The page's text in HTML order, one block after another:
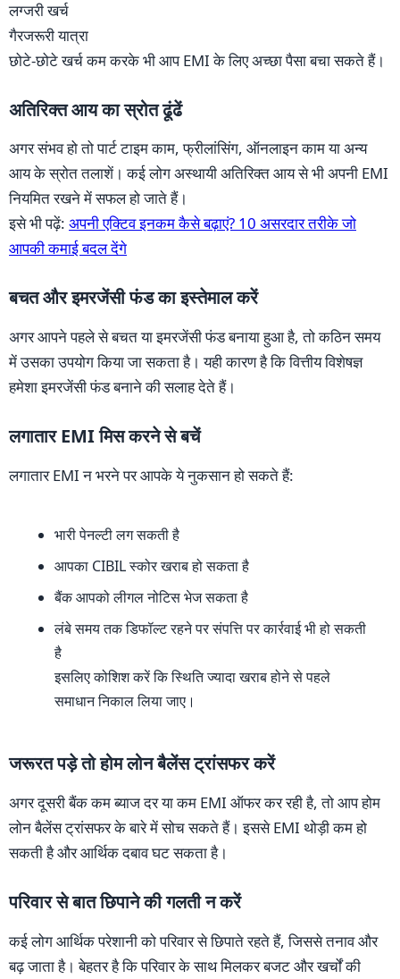
लग्जरी खर्च
गैरजरूरी यात्रा
छोटे-छोटे खर्च कम करके भी आप EMI के लिए अच्छा पैसा बचा सकते हैं।
अतिरिक्त आय का स्रोत ढूंढें
अगर संभव हो तो पार्ट टाइम काम, फ्रीलांसिंग, ऑनलाइन काम या अन्य
आय के स्रोत तलाशें। कई लोग अस्थायी अतिरिक्त आय से भी अपनी EMI
नियमित रखने में सफल हो जाते हैं।
इसे भी पढ़ें: अपनी एक्टिव इनकम कैसे बढ़ाएं? 10 असरदार तरीके जो
आपकी कमाई बदल देंगे
बचत और इमरजेंसी फंड का इस्तेमाल करें
अगर आपने पहले से बचत या इमरजेंसी फंड बनाया हुआ है, तो कठिन समय
में उसका उपयोग किया जा सकता है। यही कारण है कि वित्तीय विशेषज्ञ
हमेशा इमरजेंसी फंड बनाने की सलाह देते हैं।
लगातार EMI मिस करने से बचें
लगातार EMI न भरने पर आपके ये नुकसान हो सकते हैं:
भारी पेनल्टी लग सकती है
आपका CIBIL स्कोर खराब हो सकता है
बैंक आपको लीगल नोटिस भेज सकता है
लंबे समय तक डिफॉल्ट रहने पर संपत्ति पर कार्रवाई भी हो सकती
है
इसलिए कोशिश करें कि स्थिति ज्यादा खराब होने से पहले
समाधान निकाल लिया जाए।
जरूरत पड़े तो होम लोन बैलेंस ट्रांसफर करें
अगर दूसरी बैंक कम ब्याज दर या कम EMI ऑफर कर रही है, तो आप होम
लोन बैलेंस ट्रांसफर के बारे में सोच सकते हैं। इससे EMI थोड़ी कम हो
सकती है और आर्थिक दबाव घट सकता है।
परिवार से बात छिपाने की गलती न करें
कई लोग आर्थिक परेशानी को परिवार से छिपाते रहते हैं, जिससे तनाव और
बढ़ जाता है। बेहतर है कि परिवार के साथ मिलकर बजट और खर्चों की